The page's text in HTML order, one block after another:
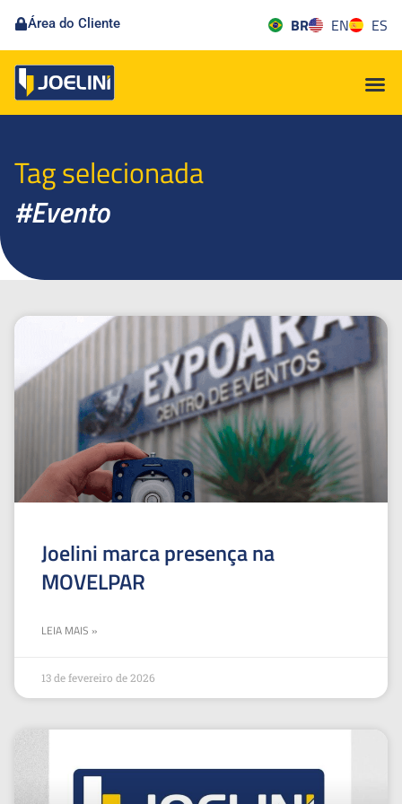
Área do Cliente BR EN ES
Tag selecionada
#Evento
Joelini marca presença na
MOVELPAR
LEIA MAIS »
13 de fevereiro de 2026